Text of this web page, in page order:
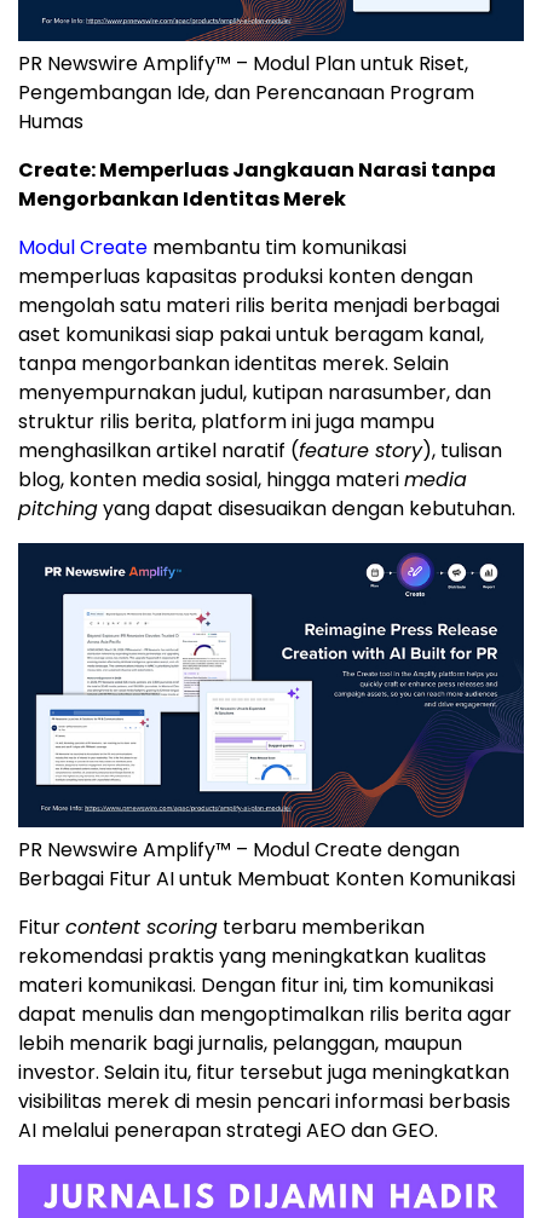
PR Newswire Amplify™ – Modul Plan untuk Riset,
Pengembangan Ide, dan Perencanaan Program
Humas
Create: Memperluas Jangkauan Narasi tanpa
Mengorbankan Identitas Merek
Modul Create membantu tim komunikasi
memperluas kapasitas produksi konten dengan
mengolah satu materi rilis berita menjadi berbagai
aset komunikasi siap pakai untuk beragam kanal,
tanpa mengorbankan identitas merek. Selain
menyempurnakan judul, kutipan narasumber, dan
struktur rilis berita, platform ini juga mampu
menghasilkan artikel naratif (feature story), tulisan
blog, konten media sosial, hingga materimedia
pitchingyang dapat disesuaikan dengan kebutuhan.
PR Newswire Amplify™ – Modul Create dengan
Berbagai Fitur AI untuk Membuat Konten Komunikasi
Fiturcontent scoring terbaru memberikan
rekomendasi praktis yang meningkatkan kualitas
materi komunikasi. Dengan fitur ini, tim komunikasi
dapat menulis dan mengoptimalkan rilis berita agar
lebih menarik bagi jurnalis, pelanggan, maupun
investor. Selain itu, fitur tersebut juga meningkatkan
visibilitas merek di mesin pencari informasi berbasis
AI melalui penerapan strategi AEO dan GEO.